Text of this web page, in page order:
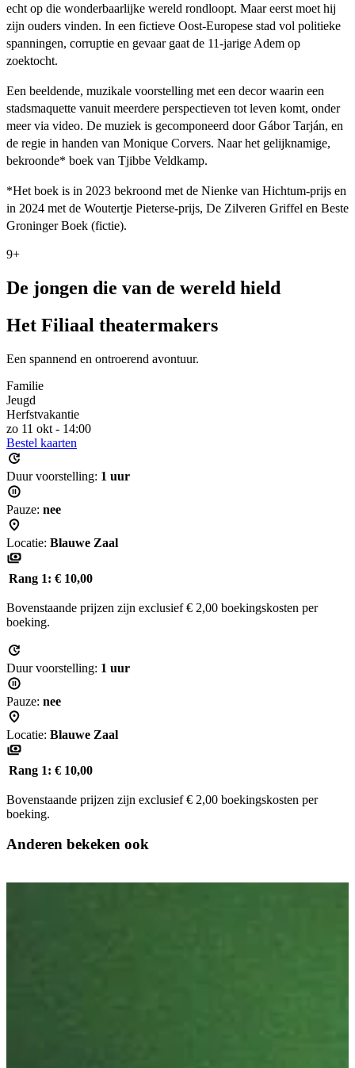
echt op die wonderbaarlijke wereld rondloopt. Maar eerst moet hij
zijn ouders vinden. In een fictieve Oost-Europese stad vol politieke
spanningen, corruptie en gevaar gaat de 11-jarige Adem op
zoektocht.
Een beeldende, muzikale voorstelling met een decor waarin een
stadsmaquette vanuit meerdere perspectieven tot leven komt, onder
meer via video. De muziek is gecomponeerd door Gábor Tarján, en
de regie in handen van Monique Corvers. Naar het gelijknamige,
bekroonde* boek van Tjibbe Veldkamp.
*Het boek is in 2023 bekroond met de Nienke van Hichtum-prijs en
in 2024 met de Woutertje Pieterse-prijs, De Zilveren Griffel en Beste
Groninger Boek (fictie).
9+
De jongen die van de wereld hield
Het Filiaal theatermakers
Een spannend en ontroerend avontuur.
Familie
Jeugd
Herfstvakantie
zo 11 okt - 14:00
Bestel kaarten
Duur voorstelling: 1 uur
Pauze: nee
Locatie: Blauwe Zaal
Rang 1: € 10,00
Bovenstaande prijzen zijn exclusief € 2,00 boekingskosten per
boeking.
Duur voorstelling: 1 uur
Pauze: nee
Locatie: Blauwe Zaal
Rang 1: € 10,00
Bovenstaande prijzen zijn exclusief € 2,00 boekingskosten per
boeking.
Anderen bekeken ook